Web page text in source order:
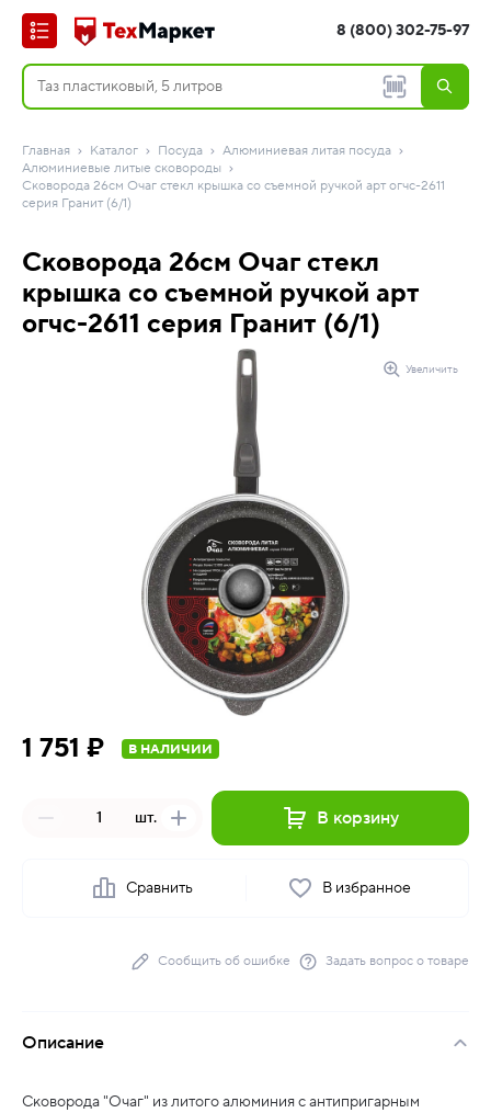
8 (800) 302-75-97
Главная Каталог Посуда
Алюминиевая литая посуда
Алюминиевые литые сковороды
Сковорода 26см Очаг стекл крышка со съемной ручкой арт огчс-2611
серия Гранит (6/1)
Сковорода 26см Очаг стекл
крышка со съемной ручкой арт
огчс-2611 серия Гранит (6/1)
Увеличить
1 751 ₽ В НАЛИЧИИ
шт. В корзину
Сравнить В избранное
Сообщить об ошибке Задать вопрос о товаре
Описание
Сковорода "Очаг" из литого алюминия с антипригарным